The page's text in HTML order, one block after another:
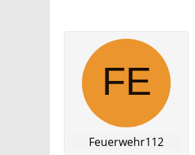
Feuerwehr112